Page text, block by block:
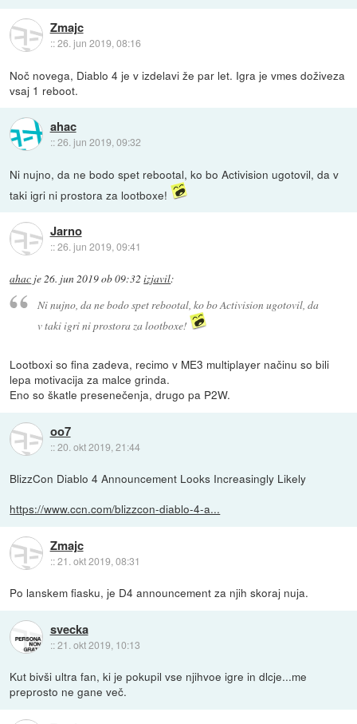
Zmajc
::26. jun 2019, 08:16
Noč novega, Diablo 4 je v izdelavi že par let. Igra je vmes doživeza
vsaj 1 reboot.
ahac
::26. jun 2019, 09:32
Ni nujno, da ne bodo spet rebootal, ko bo Activision ugotovil, da v
taki igri ni prostora za lootboxe!
Jarno
::26. jun 2019, 09:41
ahac je26. jun 2019 ob 09:32 izjavil:
Ni nujno, da ne bodo spet rebootal, ko bo Activision ugotovil, da
v taki igri ni prostora za lootboxe!
Lootboxi so fina zadeva, recimo v ME3 multiplayer načinu so bili
lepa motivacija za malce grinda.
Eno so škatle presenečenja, drugo pa P2W.
oo7
::20. okt 2019, 21:44
BlizzCon Diablo 4 Announcement Looks Increasingly Likely
https://www.ccn.com/blizzcon-diablo-4-a...
Zmajc
::21. okt 2019, 08:31
Po lanskem fiasku, je D4 announcement za njih skoraj nuja.
svecka
::21. okt 2019, 10:13
Kut bivši ultra fan, ki je pokupil vse njihvoe igre in dlcje...me
preprosto ne gane več.